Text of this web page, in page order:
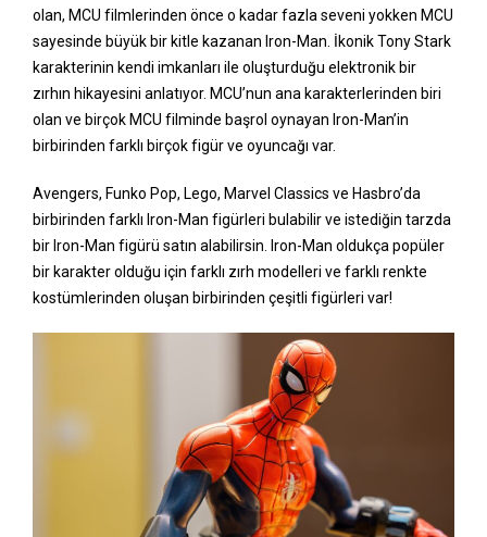
olan, MCU filmlerinden önce o kadar fazla seveni yokken MCU
sayesinde büyük bir kitle kazanan Iron-Man. İkonik Tony Stark
karakterinin kendi imkanları ile oluşturduğu elektronik bir
zırhın hikayesini anlatıyor. MCU’nun ana karakterlerinden biri
olan ve birçok MCU filminde başrol oynayan Iron-Man’in
birbirinden farklı birçok figür ve oyuncağı var.
Avengers, Funko Pop, Lego, Marvel Classics ve Hasbro’da
birbirinden farklı Iron-Man figürleri bulabilir ve istediğin tarzda
bir Iron-Man figürü satın alabilirsin. Iron-Man oldukça popüler
bir karakter olduğu için farklı zırh modelleri ve farklı renkte
kostümlerinden oluşan birbirinden çeşitli figürleri var!